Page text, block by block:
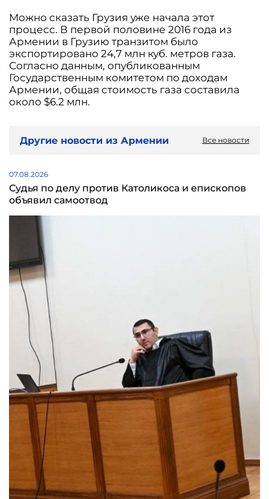
Можно сказать Грузия уже начала этот
процесс. В первой половине 2016 года из
Армении в Грузию транзитом было
экспортировано 24,7 млн куб. метров газа.
Согласно данным, опубликованным
Государственным комитетом по доходам
Армении, общая стоимость газа составила
около $6.2 млн.
Другие новости из Армении Все новости
07.08.2026
Судья по делу против Католикоса и епископов
объявил самоотвод